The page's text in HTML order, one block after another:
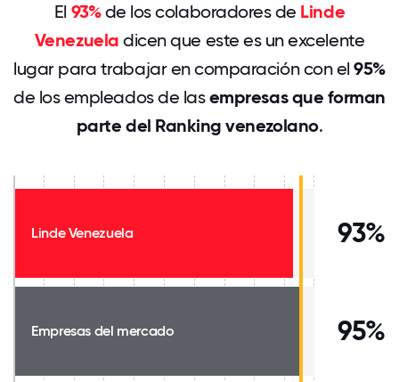
El 93%de los colaboradores de Linde
Venezueladicen que este es un excelente
lugar para trabajar en comparación con el95%
de los empleados de lasempresas que forman
parte del Ranking venezolano.
Linde Venezuela 93%
Empresas del mercado 95%